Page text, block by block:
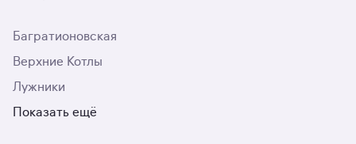
Багратионовская
Верхние Котлы
Лужники
Показать ещё